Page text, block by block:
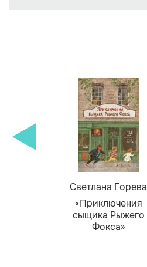
Светлана Горева
«Приключения
сыщика Рыжего
Фокса»